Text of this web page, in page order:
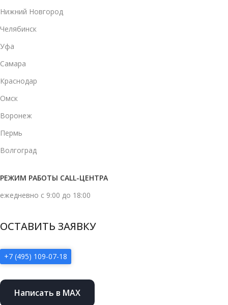
Нижний Новгород
Челябинск
Уфа
Самара
Краснодар
Омск
Воронеж
Пермь
Волгоград
РЕЖИМ РАБОТЫ CALL-ЦЕНТРА
ежедневно с 9:00 до 18:00
ОСТАВИТЬ ЗАЯВКУ
+7 (495) 109-07-18
Написать в MAX